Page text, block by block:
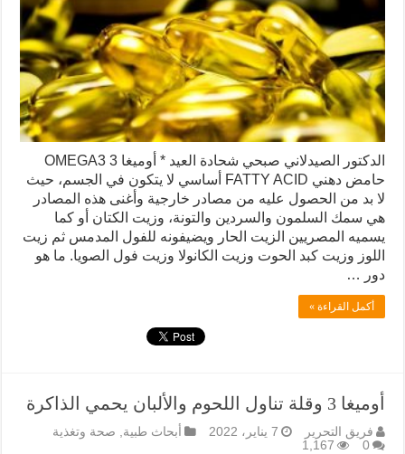
الدكتور الصيدلاني صبحي شحادة العيد * أوميغا 3 OMEGA3
حامض دهني FATTY ACID أساسي لا يتكون في الجسم، حيث
لا بد من الحصول عليه من مصادر خارجية وأغنى هذه المصادر
هي سمك السلمون والسردين والتونة، وزيت الكتان أو كما
يسميه المصريين الزيت الحار ويضيفونه للفول المدمس ثم زيت
اللوز وزيت كبد الحوت وزيت الكانولا وزيت فول الصويا. ما هو
دور …
أكمل القراءة »
أوميغا 3 وقلة تناول اللحوم والألبان يحمي الذاكرة
فريق التحرير 7 يناير، 2022 أبحاث طبية, صحة وتغذية
0
1,167